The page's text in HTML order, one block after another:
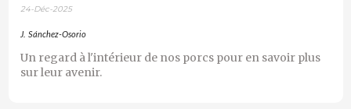
24-Déc-2025
J. Sánchez-Osorio
Un regard à l'intérieur de nos porcs pour en savoir plus
sur leur avenir.